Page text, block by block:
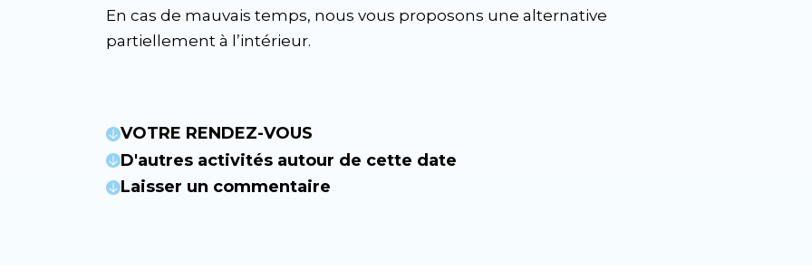
En cas de mauvais temps, nous vous proposons une alternative
partiellement à l’intérieur.
VOTRE RENDEZ-VOUS
D'autres activités autour de cette date
Laisser un commentaire